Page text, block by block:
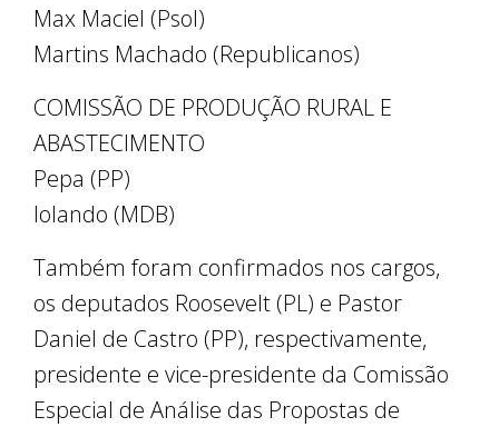
Max Maciel (Psol)
Martins Machado (Republicanos)
COMISSÃO DE PRODUÇÃO RURAL E
ABASTECIMENTO
Pepa (PP)
Iolando (MDB)
Também foram confirmados nos cargos,
os deputados Roosevelt (PL) e Pastor
Daniel de Castro (PP), respectivamente,
presidente e vice-presidente da Comissão
Especial de Análise das Propostas de